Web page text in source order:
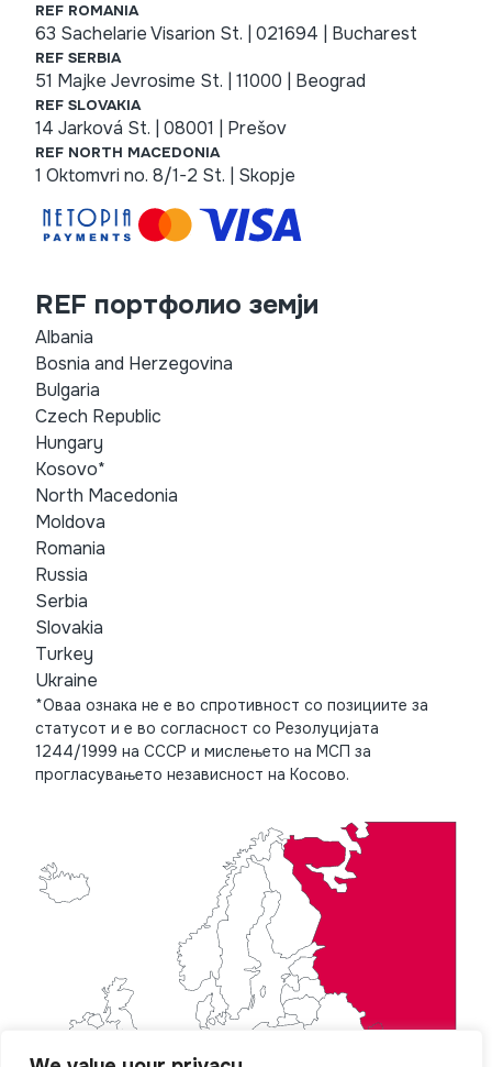
REF ROMANIA
63 Sachelarie Visarion St. | 021694 | Bucharest
REF SERBIA
51 Majke Jevrosime St. | 11000 | Beograd
REF SLOVAKIA
14 Jarková St. | 08001 | Prešov
REF NORTH MACEDONIA
1 Oktomvri no. 8/1-2 St. | Skopje
REF портфолио земји
Albania
Bosnia and Herzegovina
Bulgaria
Czech Republic
Hungary
Kosovo*
North Macedonia
Moldova
Romania
Russia
Serbia
Slovakia
Turkey
Ukraine
*Оваа ознака не е во спротивност со позициите за
статусот и е во согласност со Резолуцијата
1244/1999 на СССР и мислењето на МСП за
прогласувањето независност на Косово.